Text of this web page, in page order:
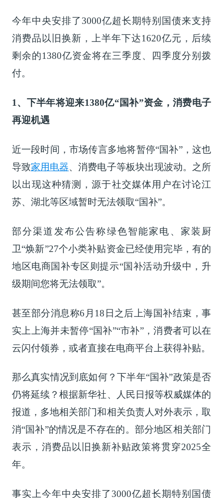
今年中央安排了3000亿超长期特别国债来支持
消费品以旧换新，上半年下达1620亿元，后续
剩余的1380亿资金将在三季度、四季度分别拨
付。
1、下半年将迎来1380亿“国补”资金，消费电子
再迎机遇
近一段时间，市场传言多地将暂停“国补”，这也
导致家用电器、消费电子等板块出现波动。之所
以出现这种猜测，源于社交媒体用户在讨论江
苏、湖北等区域暂时无法领取“国补”。
部分渠道发布公告称绿色智能家电、家装厨
卫“焕新”27个小类补贴资金已经使用完毕，有的
地区电商国补专区则提示“国补活动升级中，升
级期间您将无法领取”。
甚至部分消息称6月18日之后上海国补结束，事
实上上海并未暂停“国补”“市补”，消费者可以在
云闪付领券，或者直接在电商平台上获得补贴。
那么真实情况到底如何？下半年“国补”政策是否
仍将延续？根据新华社、人民日报等权威媒体的
报道，多地相关部门和相关负责人对外表示，取
消“国补”的情况是不存在的。部分地区相关部门
表示，消费品以旧换新补贴政策将贯穿2025全
年。
事实上今年中央安排了3000亿超长期特别国债